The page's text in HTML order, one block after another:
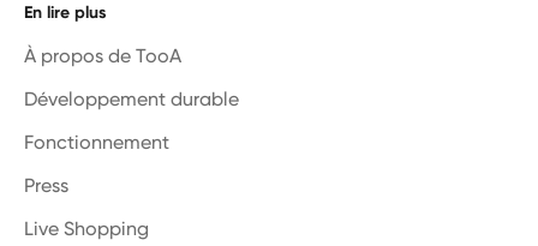
En lire plus
À propos de TooA
Développement durable
Fonctionnement
Press
Live Shopping